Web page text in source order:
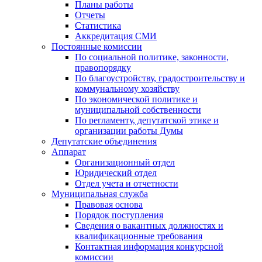
Планы работы
Отчеты
Статистика
Аккредитация СМИ
Постоянные комиссии
По социальной политике, законности,
правопорядку
По благоустройству, градостроительству и
коммунальному хозяйству
По экономической политике и
муниципальной собственности
По регламенту, депутатской этике и
организации работы Думы
Депутатские объединения
Аппарат
Организационный отдел
Юридический отдел
Отдел учета и отчетности
Муниципальная служба
Правовая основа
Порядок поступления
Сведения о вакантных должностях и
квалификационные требования
Контактная информация конкурсной
комиссии